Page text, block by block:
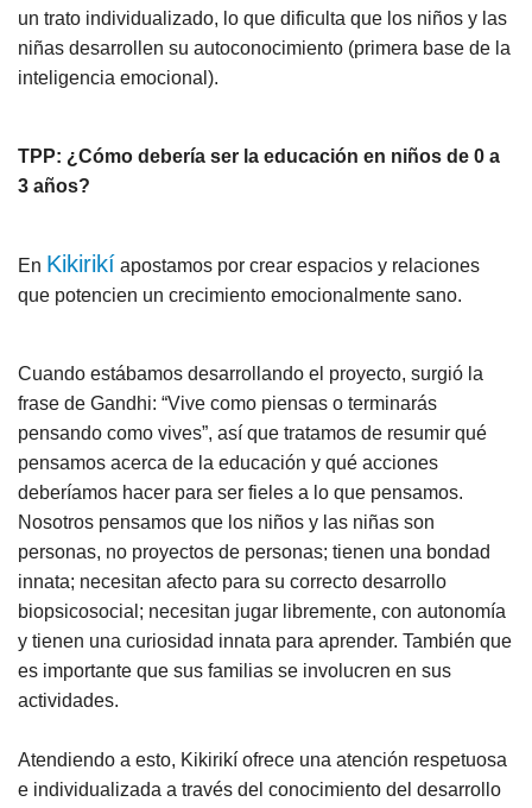
un trato individualizado, lo que dificulta que los niños y las
niñas desarrollen su autoconocimiento (primera base de la
inteligencia emocional).
TPP: ¿Cómo debería ser la educación en niños de 0 a
3 años?
En Kikirikí apostamos por crear espacios y relaciones
que potencien un crecimiento emocionalmente sano.
Cuando estábamos desarrollando el proyecto, surgió la
frase de Gandhi: “Vive como piensas o terminarás
pensando como vives”, así que tratamos de resumir qué
pensamos acerca de la educación y qué acciones
deberíamos hacer para ser fieles a lo que pensamos.
Nosotros pensamos que los niños y las niñas son
personas, no proyectos de personas; tienen una bondad
innata; necesitan afecto para su correcto desarrollo
biopsicosocial; necesitan jugar libremente, con autonomía
y tienen una curiosidad innata para aprender. También que
es importante que sus familias se involucren en sus
actividades.
Atendiendo a esto, Kikirikí ofrece una atención respetuosa
e individualizada a través del conocimiento del desarrollo